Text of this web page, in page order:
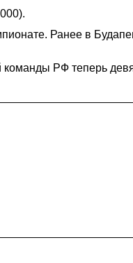
Ранее в
РФ теперь